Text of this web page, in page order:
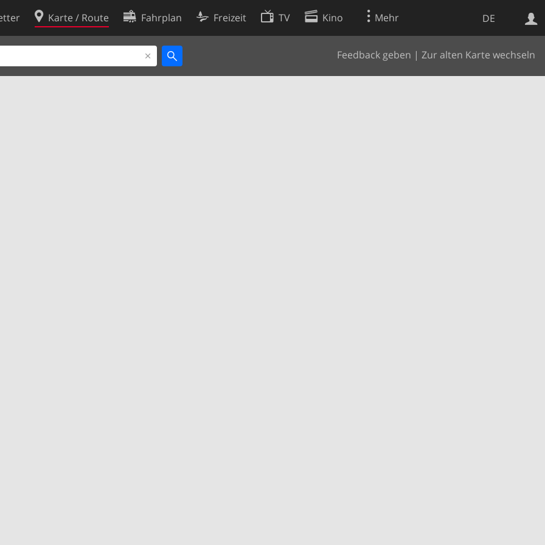
DE
Karte / Route Fahrplan Freizeit TV Kino Mehr
Feedback geben | Zur alten Karte wechseln
Websuche
Cookie-Richtlinie
Cookie-Einstellungen